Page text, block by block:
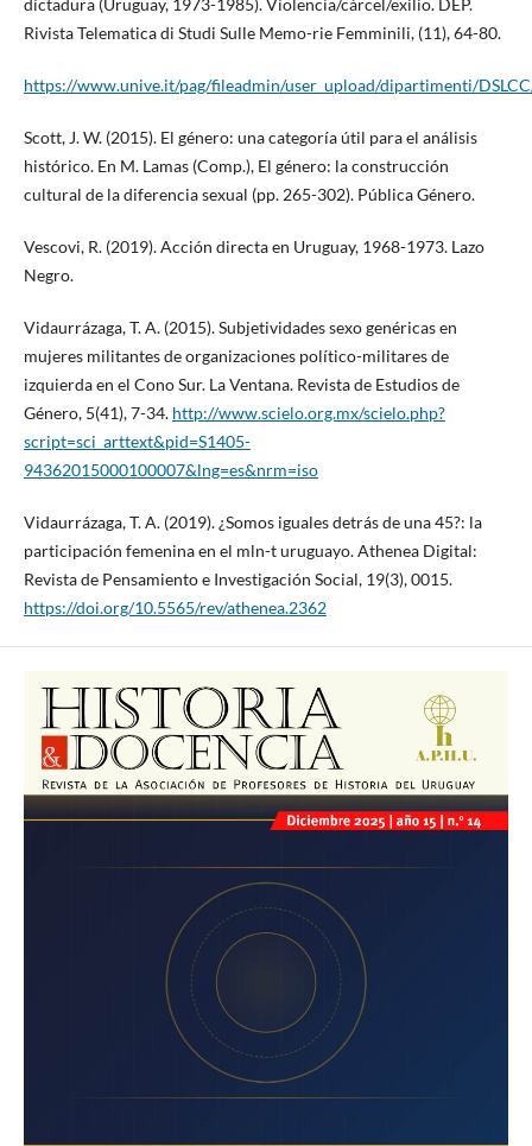
dictadura (Uruguay, 1973-1985). Violencia/cárcel/exilio. DEP.
Rivista Telematica di Studi Sulle Memo-rie Femminili, (11), 64-80.
https://www.unive.it/pag/fileadmin/user_upload/dipartimenti/
Scott, J. W. (2015). El género: una categoría útil para el análisis
histórico. En M. Lamas (Comp.), El género: la construcción
cultural de la diferencia sexual (pp. 265-302). Pública Género.
Vescovi, R. (2019). Acción directa en Uruguay, 1968-1973. Lazo
Negro.
Vidaurrázaga, T. A. (2015). Subjetividades sexo genéricas en
mujeres militantes de organizaciones político-militares de
izquierda en el Cono Sur. La Ventana. Revista de Estudios de
Género, 5(41), 7-34. http://www.scielo.org.mx/scielo.php?
script=sci_arttext&pid=S1405-
94362015000100007&lng=es&nrm=iso
Vidaurrázaga, T. A. (2019). ¿Somos iguales detrás de una 45?: la
participación femenina en el mln-t uruguayo. Athenea Digital:
Revista de Pensamiento e Investigación Social, 19(3), 0015.
https://doi.org/10.5565/rev/athenea.2362